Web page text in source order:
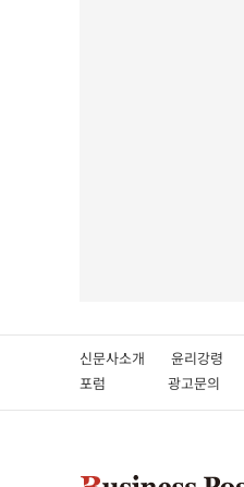
신문사소개 윤리강령
포럼
광고문의